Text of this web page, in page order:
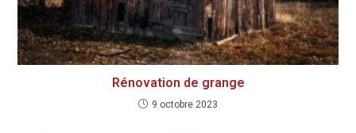
Rénovation de grange
9 octobre 2023